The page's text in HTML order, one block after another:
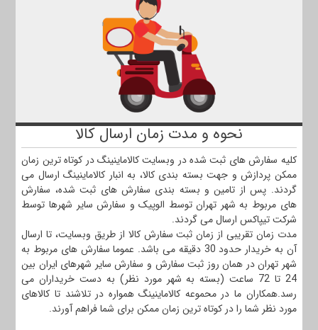
نحوه و مدت زمان ارسال کالا
کلیه سفارش های ثبت شده در وبسایت کالاماینینگ در کوتاه ترین زمان
ممکن پردازش و جهت بسته بندی کالا، به انبار کالاماینینگ ارسال می
گردند. پس از تامین و بسته بندی سفارش های ثبت شده، سفارش
های مربوط به شهر تهران توسط الوپیک و سفارش سایر شهرها توسط
شرکت تیپاکس ارسال می گردند.
مدت زمان تقریبی از زمان ثبت سفارش کالا از طریق وبسایت، تا ارسال
آن به خریدار حدود 30 دقیقه می باشد. عموما سفارش های مربوط به
شهر تهران در همان روز ثبت سفارش و سفارش سایر شهرهای ایران بین
24 تا 72 ساعت (بسته به شهر مورد نظر) به دست خریداران می
رسد.همکاران ما در محموعه کالاماینینگ همواره در تلاشند تا کالاهای
مورد نظر شما را در کوتاه ترین زمان ممکن برای شما فراهم آورند.